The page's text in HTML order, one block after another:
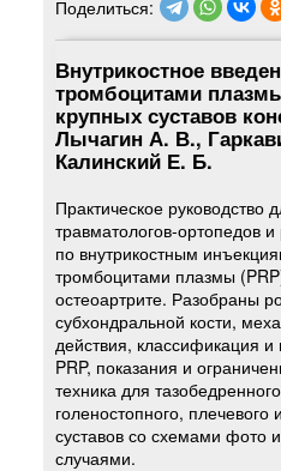
Поделиться:
Внутрикостное
тромбоцитами
крупных суставов
Лычагин А. В.,
Калинский Е. Б.
Практическое руководство
травматологов-ортопедов
по внутрикостным
тромбоцитами плазмы
остеоартрите. Разобраны
субхондральной кости,
действия, классификация и
PRP, показания и
техника для
голеностопного, плечевого
суставов со схемами фото
случаями.